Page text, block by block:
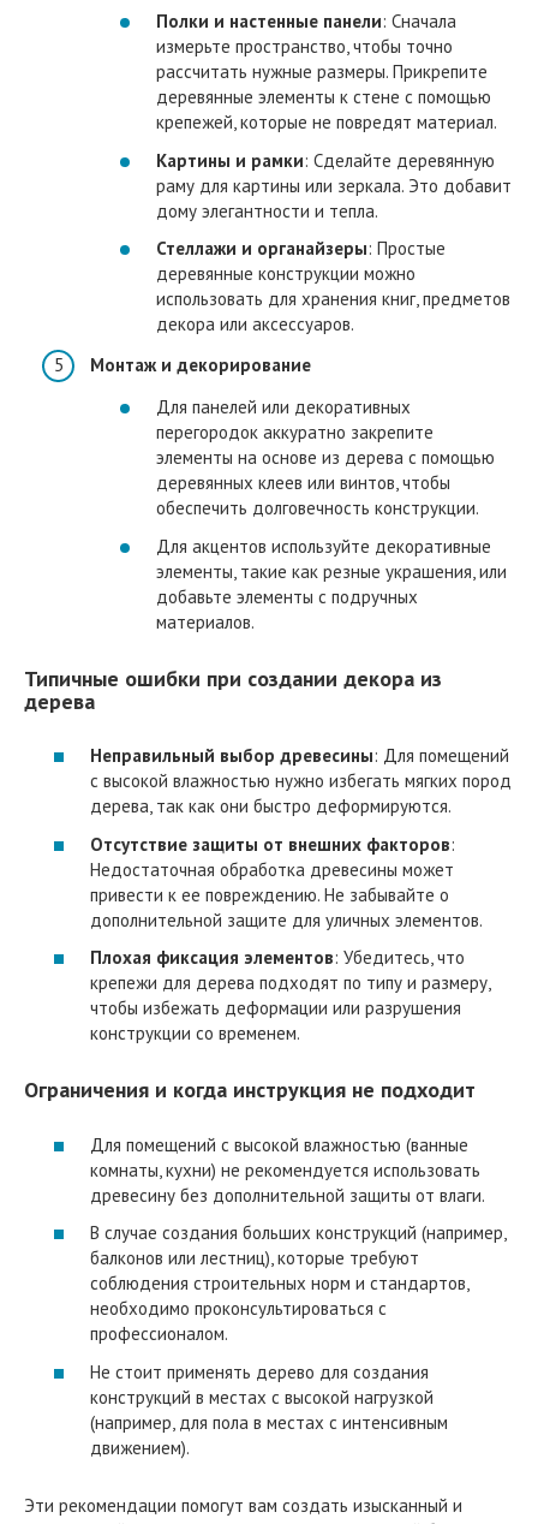
Полки и настенные панели: Сначала
измерьте пространство, чтобы точно
рассчитать нужные размеры. Прикрепите
деревянные элементы к стене с помощью
крепежей, которые не повредят материал.
Картины и рамки: Сделайте деревянную
раму для картины или зеркала. Это добавит
дому элегантности и тепла.
Стеллажи и органайзеры: Простые
деревянные конструкции можно
использовать для хранения книг, предметов
декора или аксессуаров.
Монтаж и декорирование
Для панелей или декоративных
перегородок аккуратно закрепите
элементы на основе из дерева с помощью
деревянных клеев или винтов, чтобы
обеспечить долговечность конструкции.
Для акцентов используйте декоративные
элементы, такие как резные украшения, или
добавьте элементы с подручных
материалов.
Типичные ошибки при создании декора из
дерева
Неправильный выбор древесины: Для помещений
с высокой влажностью нужно избегать мягких пород
дерева, так как они быстро деформируются.
Отсутствие защиты от внешних факторов:
Недостаточная обработка древесины может
привести к ее повреждению. Не забывайте о
дополнительной защите для уличных элементов.
Плохая фиксация элементов: Убедитесь, что
крепежи для дерева подходят по типу и размеру,
чтобы избежать деформации или разрушения
конструкции со временем.
Ограничения и когда инструкция не подходит
Для помещений с высокой влажностью (ванные
комнаты, кухни) не рекомендуется использовать
древесину без дополнительной защиты от влаги.
В случае создания больших конструкций (например,
балконов или лестниц), которые требуют
соблюдения строительных норм и стандартов,
необходимо проконсультироваться с
профессионалом.
Не стоит применять дерево для создания
конструкций в местах с высокой нагрузкой
(например, для пола в местах с интенсивным
движением).
Эти рекомендации помогут вам создать изысканный и